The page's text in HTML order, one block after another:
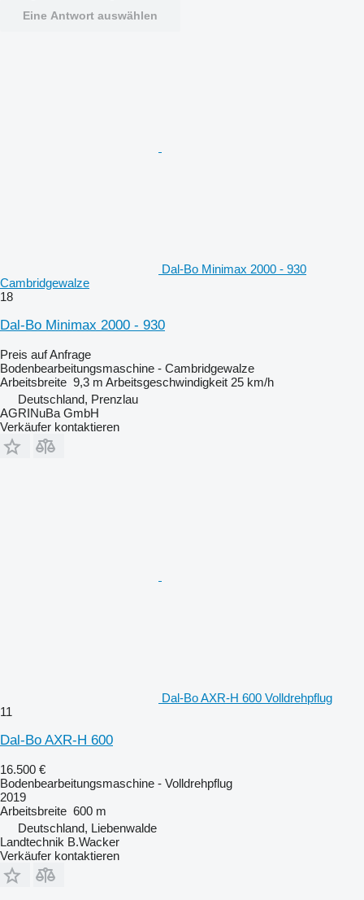
Eine Antwort auswählen
Dal-Bo Minimax 2000 - 930
Cambridgewalze
18
Dal-Bo Minimax 2000 - 930
Preis auf Anfrage
Bodenbearbeitungsmaschine - Cambridgewalze
Arbeitsbreite 9,3 m Arbeitsgeschwindigkeit 25 km/h
Deutschland, Prenzlau
AGRINuBa GmbH
Verkäufer kontaktieren
Dal-Bo AXR-H 600 Volldrehpflug
11
Dal-Bo AXR-H 600
16.500 €
Bodenbearbeitungsmaschine - Volldrehpflug
2019
Arbeitsbreite 600 m
Deutschland, Liebenwalde
Landtechnik B.Wacker
Verkäufer kontaktieren